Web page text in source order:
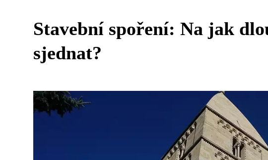
Stavební spoření: Na jak
sjednat?